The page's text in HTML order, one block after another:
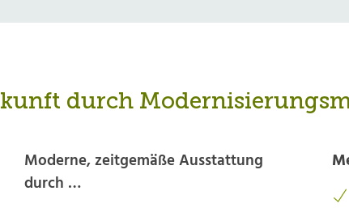
durch
Moderne, zeitgemäße Ausstattung
durch …